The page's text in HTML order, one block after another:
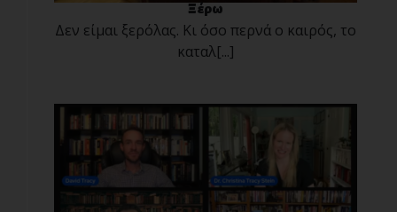
Ξέρω
Δεν είμαι ξερόλας. Κι όσο περνά ο καιρός, το
καταλ[...]